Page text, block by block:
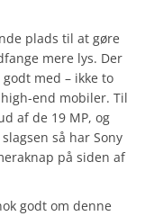
plads til at gøre
mere lys. Der
med – ikke to
end mobiler. Til
af de 19 MP, og
så har Sony
på siden af
godt om denne